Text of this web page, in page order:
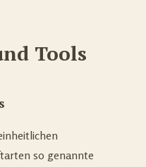
Tools
so genannte